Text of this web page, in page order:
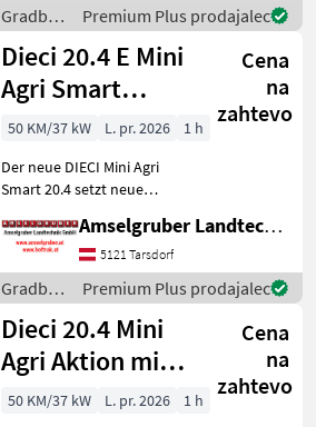
Aufnahme 4080
Gradbeni
stroji /
Dieci
Premium Plus prodajalec
Dieci 20.4 E Mini
Agri Smart
ELEKTRO
Teleskoplader
TOP
Cena
na
zahtevo
50 KM/37 kW L. pr. 2026
1 h
Der neue DIECI Mini Agri
Smart 20.4 setzt neue
Teleskopladermarkt. 100 %
Elektro! -Größte Kabine
(Baugleich vom Modell 26.6
Mini Agri) -Echt
Amselgruber Landtechnik GmbH
5121 Tarsdorf
Gradbeni
stroji /
Dieci
Premium Plus prodajalec
Dieci 20.4 Mini
Agri Aktion mit
Österreichpaket
Cena
na
zahtevo
50 KM/37 kW L. pr. 2026
1 h